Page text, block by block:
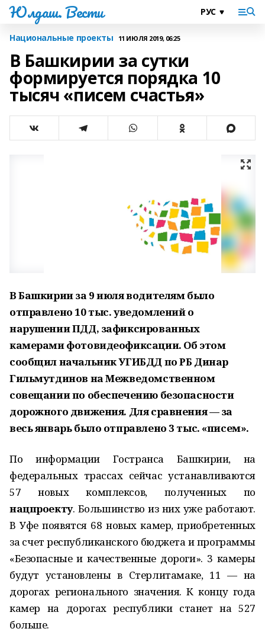
Юлдаш. Вести
Национальные проекты 11 ИЮЛЯ 2019, 06:25
В Башкирии за сутки
формируется порядка 10
тысяч «писем счастья»
В Башкирии за 9 июля водителям было
отправлено 10 тыс. уведомлений о
нарушении ПДД, зафиксированных
камерами фотовидеофиксации. Об этом
сообщил начальник УГИБДД по РБ Динар
Гильмутдинов на Межведомственном
совещании по обеспечению безопасности
дорожного движения. Для сравнения — за
весь январь было отправлено 3 тыс. «писем».
По информации Гостранса Башкирии, на
федеральных трассах сейчас устанавливаются
57 новых комплексов, полученных по
нацпроекту. Большинство из них уже работают.
В Уфе появятся 68 новых камер, приобретенных
за счет республиканского бюджета и программы
«Безопасные и качественные дороги». 3 камеры
будут установлены в Стерлитамаке, 11 — на
дорогах регионального значения. К концу года
камер на дорогах республики станет на 527
больше.